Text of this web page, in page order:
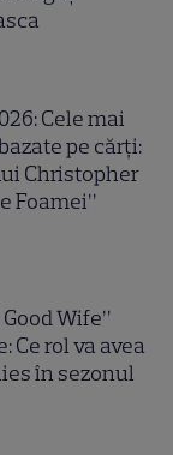
Cele mai
pe cărți:
Christopher
Foamei”
Wife”
Ce rol va avea
în sezonul